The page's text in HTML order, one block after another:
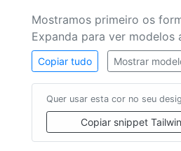
Mostramos primeiro os
Expanda para ver modelos
Copiar tudo Mostrar
Quer usar esta cor no seu
Copiar snippet